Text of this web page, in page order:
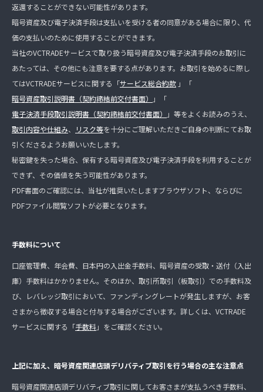
返還することができない可能性があります。
暗号資産及び電子決済手段は支払いを受ける者の同意がある場合に限り、代
価の支払いのために使用することができます。
当社のVCTRADEサービスで取り扱う暗号資産及び電子決済手段のお取引に
あたっては、その他にも注意を要する点があります。お取引を始めるに際し
てはVCTRADEサービスに関する「サービス総合約款 」「
暗号資産取引説明書（契約締結前交付書面）
」「
電子決済手段取引説明書（契約締結前交付書面）
」等をよくお読みのうえ、
取引内容や仕組み、 リスク等を十分にご理解いただきご自身の判断にてお取
引くださるようお願いいたします。
秘密鍵を失った場合、保有する暗号資産及び電子決済手段を利用することが
できず、その価値を失う可能性があります。
PDF書面のご確認には、当社が推奨いたしますブラウザソフト、ならびに
PDFファイル閲覧ソフトが必要となります。
手数料について
口座管理費、年会費、日本円の入出金手数料、暗号資産の受取・送付（入出
庫）手数料はかかりません。そのほか、取引所取引（板取引）での手数料及
び、レバレッジ取引において、ファンディングレートが発生しますが、お客
さまから徴収する場合と付与する場合がございます。詳しくは、VCTRADE
サービスに関する「手数料」をご確認ください。
上記に加え、暗号資産関連店頭デリバティブ取引を行う場合の主な注意点
暗号資産関連店頭デリバティブ取引に関してお客さまが支払うべき手数料、